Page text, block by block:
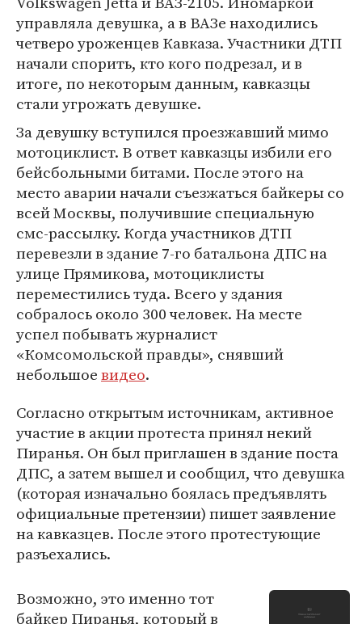
управляла девушка, а в ВАЗе находились
четверо уроженцев Кавказа. Участники ДТП
начали спорить, кто кого подрезал, и в
итоге, по некоторым данным, кавказцы
стали угрожать девушке.
За девушку вступился проезжавший мимо
мотоциклист. В ответ кавказцы избили его
бейсбольными битами. После этого на
место аварии начали съезжаться байкеры со
всей Москвы, получившие специальную
смс-рассылку. Когда участников ДТП
перевезли в здание 7-го батальона ДПС на
улице Прямикова, мотоциклисты
переместились туда. Всего у здания
собралось около 300 человек. На месте
успел побывать журналист
«Комсомольской правды», снявший
небольшоевидео.
Согласно открытым источникам, активное
участие в акции протеста принял некий
Пиранья. Он был приглашен в здание поста
ДПС, а затем вышел и сообщил, что девушка
(которая изначально боялась предъявлять
официальные претензии) пишет заявление
на кавказцев. После этого протестующие
разъехались.
Возможно, это именно тот
байкер Пиранья, который в